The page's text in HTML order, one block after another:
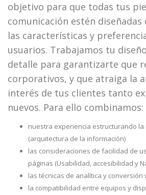
objetivo para que todas tus
comunicación estén diseñadas
las características y
usuarios. Trabajamos tu
detalle para garantizarte que
corporativos, y que atraiga la
interés de tus clientes tanto
nuevos. Para ello combinamos:
nuestra experiencia estructurando la
(arquitectura de la información)
las consideraciones de facilidad de
páginas (Usabilidad, accesibilidad y
las técnicas de analítica y conversión
la compatibilidad entre equipos y